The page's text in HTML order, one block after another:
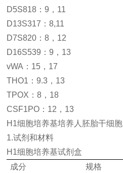
D5S818：9，11
D13S317：8,11
D7S820：8，12
D16S539：9，13
vWA：15，17
THO1：9.3，13
TPOX：8，18
CSF1PO：12，13
H1细胞培养基培养人胚胎干细胞
1.试剂和材料
H1细胞培养基试剂盒
成分
规格